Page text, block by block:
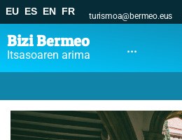
EU ES EN FR turismoa@bermeo.eus
Bizi Bermeo
Itsasoaren arima ...